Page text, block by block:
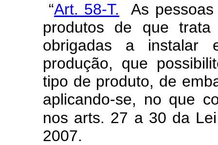
“Art. 58-T.
As
produtos de que
obrigadas a instalar
produção, que
tipo de produto, de
aplicando-se, no que
nos arts. 27 a 30 da
2007.